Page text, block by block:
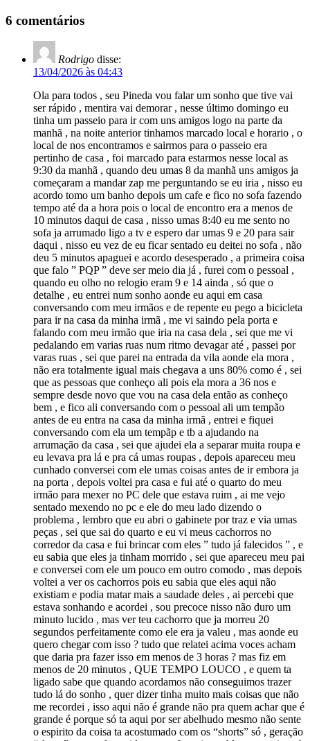
6 comentários
Rodrigo disse:
13/04/2026 às 04:43
Ola para todos , seu Pineda vou falar um sonho que tive vai
ser rápido , mentira vai demorar , nesse último domingo eu
tinha um passeio para ir com uns amigos logo na parte da
manhã , na noite anterior tinhamos marcado local e horario , o
local de nos encontramos e sairmos para o passeio era
pertinho de casa , foi marcado para estarmos nesse local as
9:30 da manhã , quando deu umas 8 da manhã uns amigos ja
começaram a mandar zap me perguntando se eu iria , nisso eu
acordo tomo um banho depois um cafe e fico no sofa fazendo
tempo até da a hora pois o local de encontro era a menos de
10 minutos daqui de casa , nisso umas 8:40 eu me sento no
sofa ja arrumado ligo a tv e espero dar umas 9 e 20 para sair
daqui , nisso eu vez de eu ficar sentado eu deitei no sofa , não
deu 5 minutos apaguei e acordo desesperado , a primeira coisa
que falo ” PQP ” deve ser meio dia já , furei com o pessoal ,
quando eu olho no relogio eram 9 e 14 ainda , só que o
detalhe , eu entrei num sonho aonde eu aqui em casa
conversando com meu irmãos e de repente eu pego a bicicleta
para ir na casa da minha irmã , me vi saindo pela porta e
falando com meu irmão que iria na casa dela , sei que me vi
pedalando em varias ruas num ritmo devagar até , passei por
varas ruas , sei que parei na entrada da vila aonde ela mora ,
não era totalmente igual mais chegava a uns 80% como é , sei
que as pessoas que conheço ali pois ela mora a 36 nos e
sempre desde novo que vou na casa dela então as conheço
bem , e fico ali conversando com o pessoal ali um tempão
antes de eu entra na casa da minha irmã , entrei e fiquei
conversando com ela um tempãp e tb a ajudando na
arrumação da casa , sei que ajudei ela a separar muita roupa e
eu levava pra lá e pra cá umas roupas , depois apareceu meu
cunhado conversei com ele umas coisas antes de ir embora ja
na porta , depois voltei pra casa e fui até o quarto do meu
irmão para mexer no PC dele que estava ruim , ai me vejo
sentado mexendo no pc e ele do meu lado dizendo o
problema , lembro que eu abri o gabinete por traz e via umas
peças , sei que sai do quarto e eu vi meus cachorros no
corredor da casa e fui brincar com eles ” tudo já falecidos ” , e
eu sabia que eles ja tinham morrido , sei que apareceu meu pai
e conversei com ele um pouco em outro comodo , mas depois
voltei a ver os cachorros pois eu sabia que eles aqui não
existiam e podia matar mais a saudade deles , ai percebi que
estava sonhando e acordei , sou precoce nisso não duro um
minuto lucido , mas ver teu cachorro que ja morreu 20
segundos perfeitamente como ele era ja valeu , mas aonde eu
quero chegar com isso ? tudo que relatei acima voces acham
que daria pra fazer isso em menos de 3 horas ? mas fiz em
menos de 20 minutos , QUE TEMPO LOUCO , e quem ta
ligado sabe que quando acordamos não conseguimos trazer
tudo lá do sonho , quer dizer tinha muito mais coisas que não
me recordei , isso aqui não é grande não pra quem achar que é
grande é porque só ta aqui por ser abelhudo mesmo não sente
o espirito da coisa ta acostumado com os “shorts” só , geração